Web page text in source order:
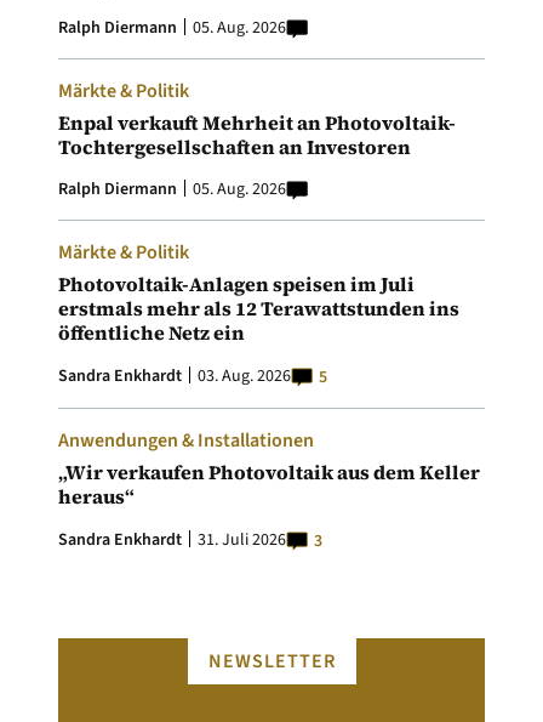
Ralph Diermann 05. Aug. 2026
Märkte & Politik
Enpal verkauft Mehrheit an Photovoltaik-
Tochtergesellschaften an Investoren
Ralph Diermann 05. Aug. 2026
Märkte & Politik
Photovoltaik-Anlagen speisen im Juli
erstmals mehr als 12 Terawattstunden ins
öffentliche Netz ein
Sandra Enkhardt 03. Aug. 2026 5
Anwendungen & Installationen
„Wir verkaufen Photovoltaik aus dem Keller
heraus“
Sandra Enkhardt 31. Juli 2026 3
NEWSLETTER